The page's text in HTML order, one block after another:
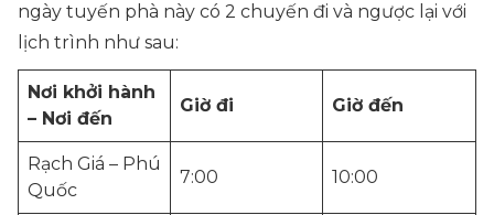
ngày tuyến phà này có 2 chuyến đi và ngược lại với
lịch trình như sau:
Nơi khởi hành
– Nơi đến
Giờ đi Giờ đến
Rạch Giá – Phú
Quốc
7:00 10:00